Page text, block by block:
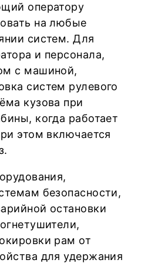
оператору
на любые
систем. Для
и персонала,
с машиной,
систем рулевого
кузова при
когда работает
этом включается
безопасности,
остановки
рам от
для удержания